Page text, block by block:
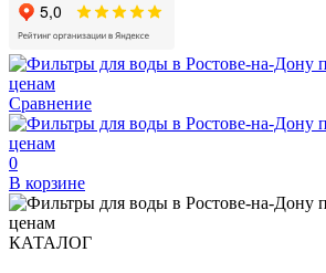
Сравнение
0
В корзине
КАТАЛОГ